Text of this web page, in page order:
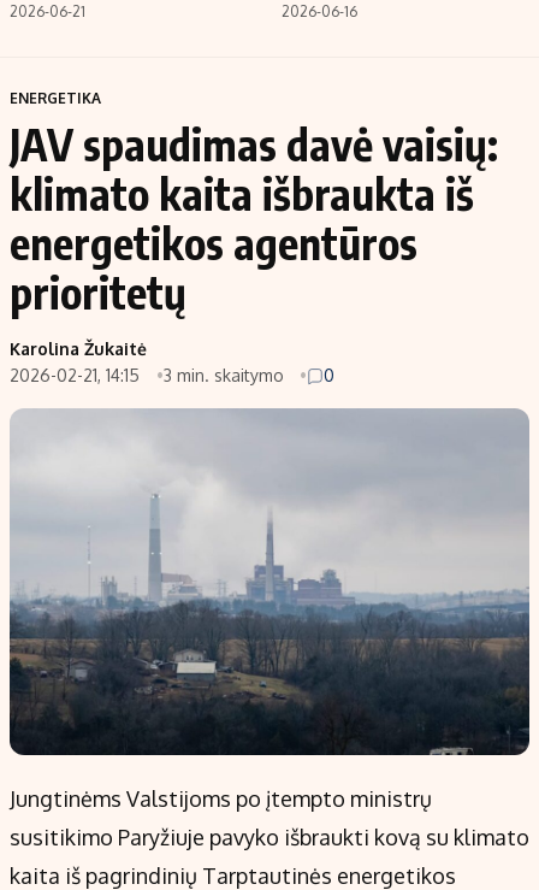
2026-06-21 2026-06-16
ENERGETIKA
JAV spaudimas davė vaisių:
klimato kaita išbraukta iš
energetikos agentūros
prioritetų
Karolina Žukaitė
2026-02-21, 14:15
3 min. skaitymo 0
Jungtinėms Valstijoms po įtempto ministrų
susitikimo Paryžiuje pavyko išbraukti kovą su klimato
kaita iš pagrindinių Tarptautinės energetikos